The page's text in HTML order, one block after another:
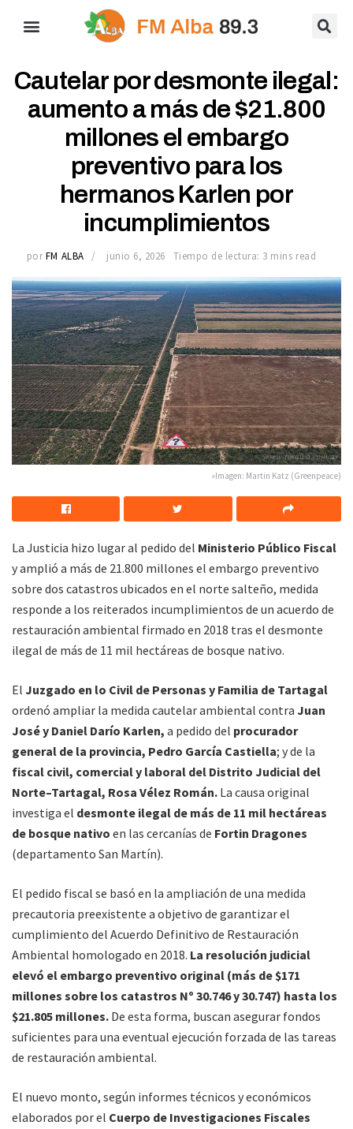
Cautelar por desmonte ilegal:
aumento a más de $21.800
millones el embargo
preventivo para los
hermanos Karlen por
incumplimientos
por FM ALBA junio 6, 2026 Tiempo de lectura: 3 mins read
»Imagen: Martin Katz (Greenpeace)
La Justicia hizo lugar al pedido del Ministerio Público Fiscal
y amplió a más de 21.800 millones el embargo preventivo
sobre dos catastros ubicados en el norte salteño, medida
responde a los reiterados incumplimientos de un acuerdo de
restauración ambiental firmado en 2018 tras el desmonte
ilegal de más de 11 mil hectáreas de bosque nativo.
El Juzgado en lo Civil de Personas y Familia de Tartagal
ordenó ampliar la medida cautelar ambiental contra Juan
José y Daniel Darío Karlen, a pedido del procurador
general de la provincia, Pedro García Castiella; y de la
fiscal civil, comercial y laboral del Distrito Judicial del
Norte–Tartagal, Rosa Vélez Román. La causa original
investiga el desmonte ilegal de más de 11 mil hectáreas
de bosque nativo en las cercanías de Fortin Dragones
(departamento San Martín).
El pedido fiscal se basó en la ampliación de una medida
precautoria preexistente a objetivo de garantizar el
cumplimiento del Acuerdo Definitivo de Restauración
Ambiental homologado en 2018. La resolución judicial
elevó el embargo preventivo original (más de $171
millones sobre los catastros Nº 30.746 y 30.747) hasta los
$21.805 millones. De esta forma, buscan asegurar fondos
suficientes para una eventual ejecución forzada de las tareas
de restauración ambiental.
El nuevo monto, según informes técnicos y económicos
elaborados por el Cuerpo de Investigaciones Fiscales